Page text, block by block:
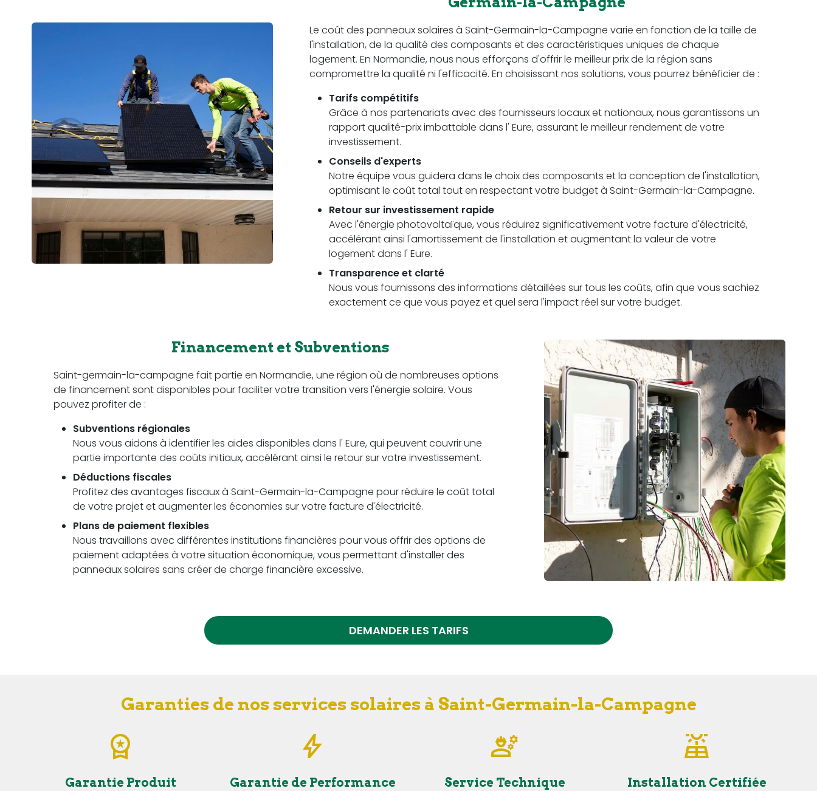
Le coût des panneaux solaires à Saint-Germain-la-Campagne varie en fonction de la taille de
l'installation, de la qualité des composants et des caractéristiques uniques de chaque
logement. En Normandie, nous nous efforçons d'offrir le meilleur prix de la région sans
compromettre la qualité ni l'efficacité. En choisissant nos solutions, vous pourrez bénéficier de :
Tarifs compétitifs
Grâce à nos partenariats avec des fournisseurs locaux et nationaux, nous garantissons un
rapport qualité-prix imbattable dans l' Eure, assurant le meilleur rendement de votre
investissement.
Conseils d'experts
Notre équipe vous guidera dans le choix des composants et la conception de l'installation,
optimisant le coût total tout en respectant votre budget à Saint-Germain-la-Campagne.
Retour sur investissement rapide
Avec l'énergie photovoltaïque, vous réduirez significativement votre facture d'électricité,
accélérant ainsi l'amortissement de l'installation et augmentant la valeur de votre
logement dans l' Eure.
Transparence et clarté
Nous vous fournissons des informations détaillées sur tous les coûts, afin que vous sachiez
exactement ce que vous payez et quel sera l'impact réel sur votre budget.
Financement et Subventions
Saint-germain-la-campagne fait partie en Normandie, une région où de nombreuses options
de financement sont disponibles pour faciliter votre transition vers l'énergie solaire. Vous
pouvez profiter de :
Subventions régionales
Nous vous aidons à identifier les aides disponibles dans l' Eure, qui peuvent couvrir une
partie importante des coûts initiaux, accélérant ainsi le retour sur votre investissement.
Déductions fiscales
Profitez des avantages fiscaux à Saint-Germain-la-Campagne pour réduire le coût total
de votre projet et augmenter les économies sur votre facture d'électricité.
Plans de paiement flexibles
Nous travaillons avec différentes institutions financières pour vous offrir des options de
paiement adaptées à votre situation économique, vous permettant d'installer des
panneaux solaires sans créer de charge financière excessive.
DEMANDER LES TARIFS
Garanties de nos services solaires à Saint-Germain-la-Campagne
Garantie Produit Garantie de Performance Service Technique Installation Certifiée